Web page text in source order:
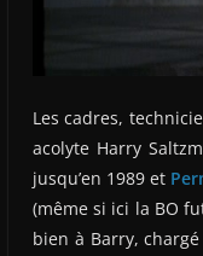
Les cadres,
acolyte Harry
jusqu’en 1989 et
(même si ici la BO
bien à Barry,